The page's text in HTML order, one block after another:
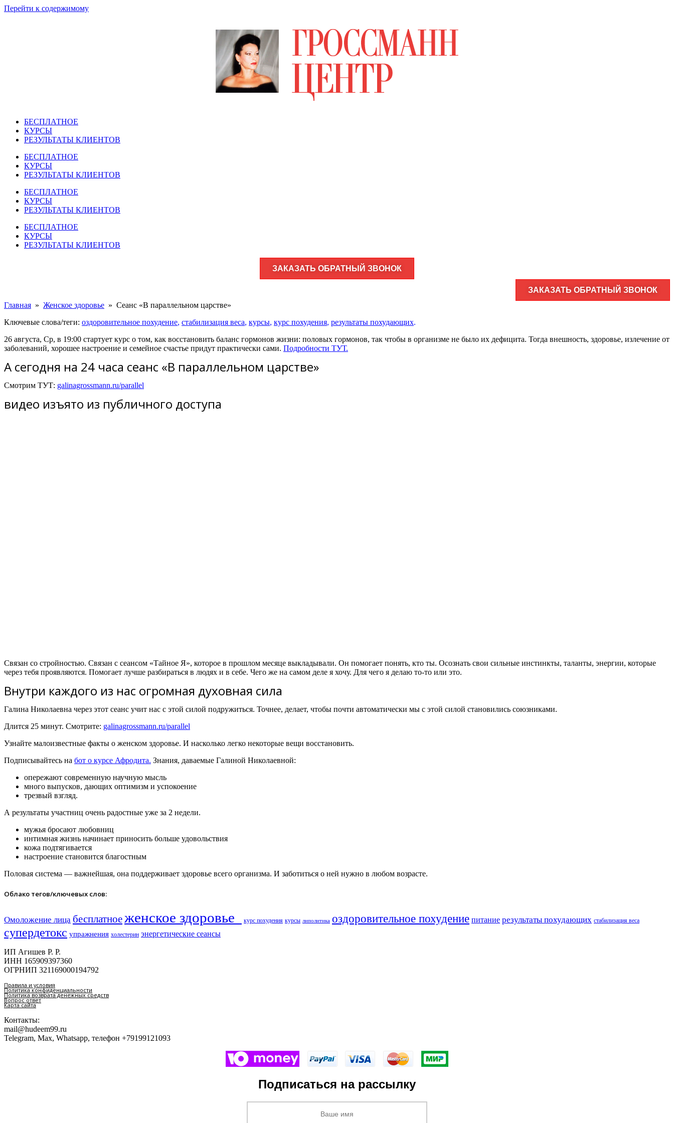
Перейти к содержимому
БЕСПЛАТНОЕ
КУРСЫ
РЕЗУЛЬТАТЫ КЛИЕНТОВ
БЕСПЛАТНОЕ
КУРСЫ
РЕЗУЛЬТАТЫ КЛИЕНТОВ
БЕСПЛАТНОЕ
КУРСЫ
РЕЗУЛЬТАТЫ КЛИЕНТОВ
БЕСПЛАТНОЕ
КУРСЫ
РЕЗУЛЬТАТЫ КЛИЕНТОВ
ЗАКАЗАТЬ ОБРАТНЫЙ ЗВОНОК
ЗАКАЗАТЬ ОБРАТНЫЙ ЗВОНОК
Главная » Женское здоровье​ » Сеанс «В параллельном царстве»
Ключевые слова/теги: оздоровительное похудение, стабилизация веса, курсы, курс похудения, результаты похудающих.
26 августа, Ср, в 19:00 стартует курс о том, как восстановить баланс гормонов жизни: половых гормонов, так чтобы в организме не было их дефицита. Тогда внешность, здоровье, излечение от
заболеваний, хорошее настроение и семейное счастье придут практически сами. Подробности ТУТ.
А сегодня на 24 часа сеанс «В параллельном царстве»
Смотрим ТУТ: galinagrossmann.ru/parallel
видео изъято из публичного доступа
Связан со стройностью. Связан с сеансом «Тайное Я», которое в прошлом месяце выкладывали. Он помогает понять, кто ты. Осознать свои сильные инстинкты, таланты, энергии, которые
через тебя проявляются. Помогает лучше разбираться в людях и в себе. Чего же на самом деле я хочу. Для чего я делаю то-то или это.
Внутри каждого из нас огромная духовная сила
Галина Николаевна через этот сеанс учит нас с этой силой подружиться. Точнее, делает, чтобы почти автоматически мы с этой силой становились союзниками.
Длится 25 минут. Смотрите: galinagrossmann.ru/parallel
Узнайте малоизвестные факты о женском здоровье. И насколько легко некоторые вещи восстановить.
Подписывайтесь на бот о курсе Афродита. Знания, даваемые Галиной Николаевной:
опережают современную научную мысль
много выпусков, дающих оптимизм и успокоение
трезвый взгляд.
А результаты участниц очень радостные уже за 2 недели.
мужья бросают любовниц
интимная жизнь начинает приносить больше удовольствия
кожа подтягивается
настроение становится благостным
Половая система — важнейшая, она поддерживает здоровье всего организма. И заботиться о ней нужно в любом возрасте.
Облако тегов/ключевых слов:
Омоложение лица бесплатноеженское здоровье​ курс похудения курсы липолитика оздоровительное похудение питание результаты похудающих стабилизация веса
супердетокс упражнения холестерин энергетические сеансы
ИП Агишев Р. Р.
ИНН 165909397360
ОГРНИП 321169000194792
Правила и условия
Политика конфиденциальности
Политика возврата денежных средств
Вопрос ответ
Карта сайта
Контакты:
mail@hudeem99.ru
Telegram, Max, Whatsapp, телефон +79199121093
Подписаться на рассылку